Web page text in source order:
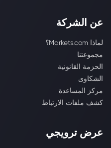
عن الشركة
لماذا Markets.com؟
مجموعتنا
الحزمة القانونية
الشكاوى
مركز المساعدة
كشف ملفات الارتباط
عرض ترويجي